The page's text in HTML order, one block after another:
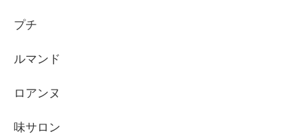
プチ
ルマンド
ロアンヌ
味サロン